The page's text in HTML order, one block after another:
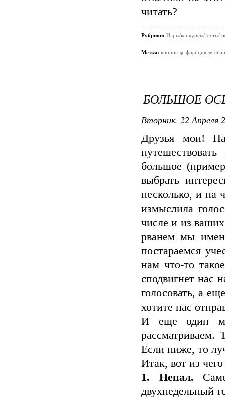
читать?
Рубрики: Игры/конкурсы/тесты/
Метки: япония франция
БОЛЬШОЕ
Вторник, 22 Апреля
Друзья мои!
большое
выбрать
несколько, и на
измыслила
числе и из
рванем мы
постараемся
нам что-то
сподвигнет нас
голосовать, а
хотите нас
И еще один
рассматриваем.
Если ниже, то
Итак, вот из
1. Непал.
двухнедельный